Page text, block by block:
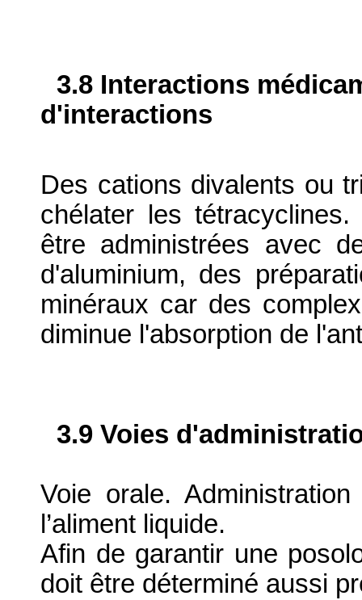
3.8 Interactions
d'interactions
Des cations divalents ou
chélater les
être administrées avec
d'aluminium, des
minéraux car des
diminue l'absorption de
3.9 Voies
Voie orale.
l’aliment liquide.
Afin de garantir une
doit être déterminé aussi